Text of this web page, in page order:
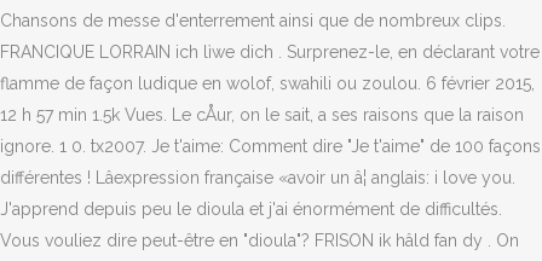
Chansons de messe d'enterrement ainsi que de nombreux clips.
FRANCIQUE LORRAIN ich lìwe dich . Surprenez-le, en déclarant votre
flamme de façon ludique en wolof, swahili ou zoulou. 6 février 2015,
12 h 57 min 1.5k Vues. Le cÅur, on le sait, a ses raisons que la raison
ignore. 1 0. tx2007. Je t'aime: Comment dire "Je t'aime" de 100 façons
différentes ! Lâexpression française «avoir un â¦ anglais: i love you.
J'apprend depuis peu le dioula et j'ai énormément de difficultés.
Vous vouliez dire peut-être en "dioula"? FRISON ik hâld fan dy . On